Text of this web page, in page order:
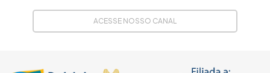
ACESSE NOSSO CANAL